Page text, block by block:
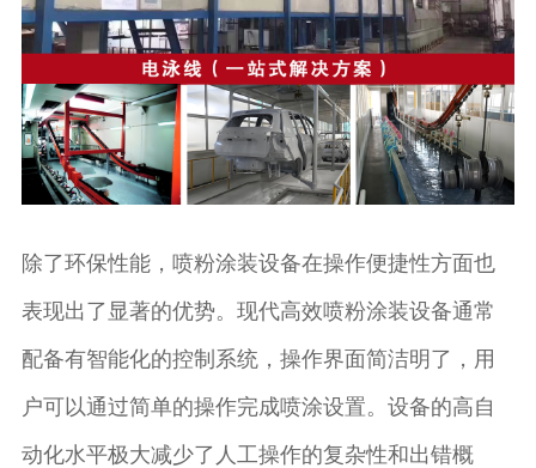
除了环保性能，喷粉涂装设备在操作便捷性方面也
表现出了显著的优势。现代高效喷粉涂装设备通常
配备有智能化的控制系统，操作界面简洁明了，用
户可以通过简单的操作完成喷涂设置。设备的高自
动化水平极大减少了人工操作的复杂性和出错概